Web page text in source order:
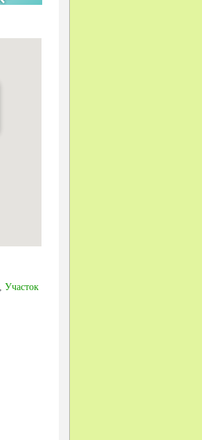
Участок